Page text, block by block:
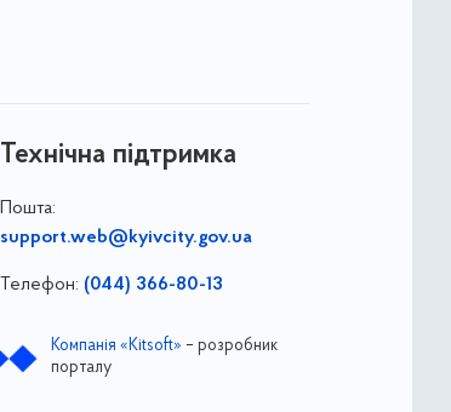
Технічна підтримка
Пошта:
support.web@kyivcity.gov.ua
Телефон: (044) 366-80-13
Компанія «Kitsoft» – розробник
порталу